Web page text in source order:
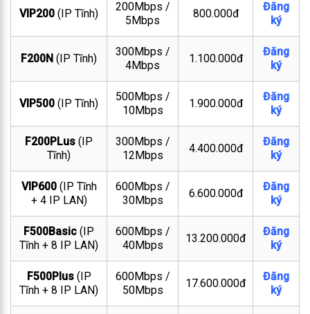
VIP200 (IP Tĩnh)
200Mbps /
5Mbps
800.000đ
Đăng
ký
F200N (IP Tĩnh)
300Mbps /
4Mbps
1.100.000đ
Đăng
ký
VIP500 (IP Tĩnh)
500Mbps /
10Mbps
1.900.000đ
Đăng
ký
F200PLus (IP
Tĩnh)
300Mbps /
12Mbps
4.400.000đ
Đăng
ký
VIP600(IP Tĩnh
+ 4 IP LAN)
600Mbps /
30Mbps
6.600.000đ
Đăng
ký
F500Basic (IP
Tĩnh + 8 IP LAN)
600Mbps /
40Mbps
13.200.000đ
Đăng
ký
F500Plus(IP
Tĩnh + 8 IP LAN)
600Mbps /
50Mbps
17.600.000đ
Đăng
ký